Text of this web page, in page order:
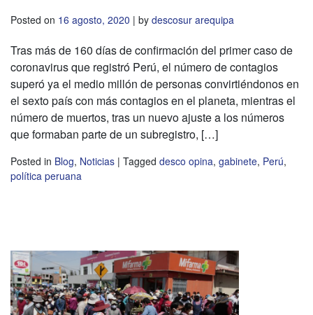
Posted on 16 agosto, 2020 | by descosur arequipa
Tras más de 160 días de confirmación del primer caso de
coronavirus que registró Perú, el número de contagios
superó ya el medio millón de personas convirtiéndonos en
el sexto país con más contagios en el planeta, mientras el
número de muertos, tras un nuevo ajuste a los números
que formaban parte de un subregistro, […]
Posted in Blog, Noticias | Tagged desco opina, gabinete, Perú,
política peruana